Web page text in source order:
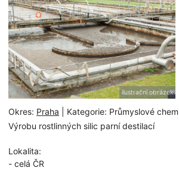
Okres: Praha | Kategorie: Průmyslové
Výrobu rostlinných silic parní destilací
Lokalita:
- celá ČR
ilustrační obrázek